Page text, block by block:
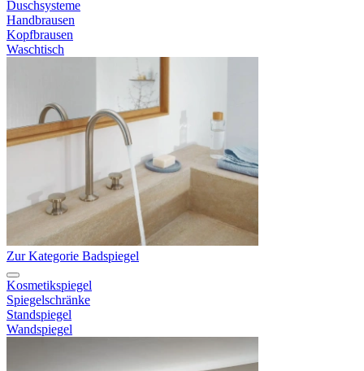
Duschsysteme
Handbrausen
Kopfbrausen
Waschtisch
Zur Kategorie Badspiegel
Kosmetikspiegel
Spiegelschränke
Standspiegel
Wandspiegel